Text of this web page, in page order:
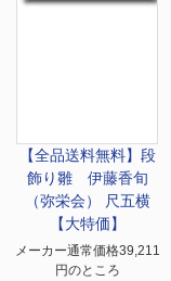
【全品送料無料】 段
飾り雛 伊藤香旬
（弥栄会） 尺五横
【大特価】
メーカー通常価格39,211
円のところ